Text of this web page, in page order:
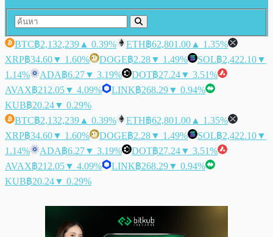
BTC฿2,132,239 ▲ 0.39% ETH฿62,801.00 ▲ 1.35%
XRP฿34.60▼ 1.60% DOGE฿2.28▼ 1.49% SOL฿2,422.10▼
1.14%
ADA฿6.27▼ 3.19% DOT฿27.24▼ 3.51%
AVAX฿212.05▼ 4.09% LINK฿268.29▼ 0.94%
KUB฿20.24▼ 0.29%
BTC฿2,132,239 ▲ 0.39% ETH฿62,801.00 ▲ 1.35%
XRP฿34.60▼ 1.60% DOGE฿2.28▼ 1.49% SOL฿2,422.10▼
1.14%
ADA฿6.27▼ 3.19% DOT฿27.24▼ 3.51%
AVAX฿212.05▼ 4.09% LINK฿268.29▼ 0.94%
KUB฿20.24▼ 0.29%